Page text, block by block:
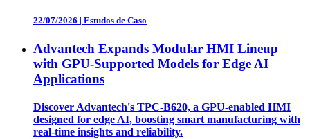
22/07/2026 | Estudos de Caso
Advantech Expands Modular HMI Lineup
with GPU-Supported Models for Edge AI
Applications
Discover Advantech's TPC-B620, a GPU-enabled HMI
designed for edge AI, boosting smart manufacturing with
real-time insights and reliability.